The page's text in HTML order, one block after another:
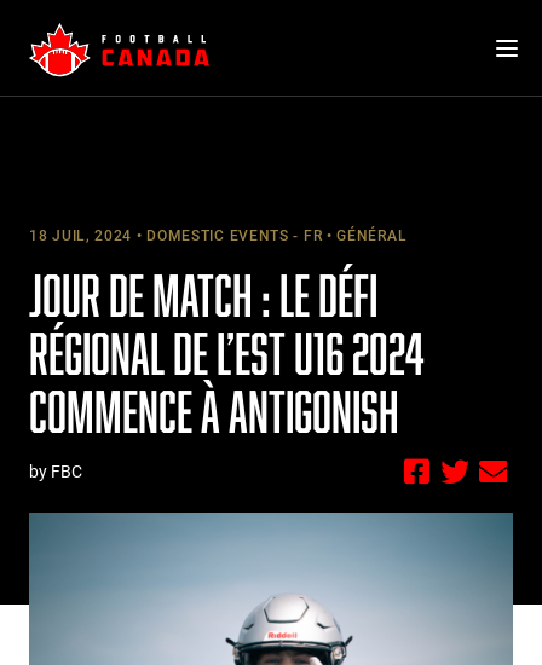
content
18 JUIL, 2024 DOMESTIC EVENTS - FR GÉNÉRAL
JOUR DE MATCH : LE DÉFI
RÉGIONAL DE L’EST U16 2024
COMMENCE À ANTIGONISH
by FBC